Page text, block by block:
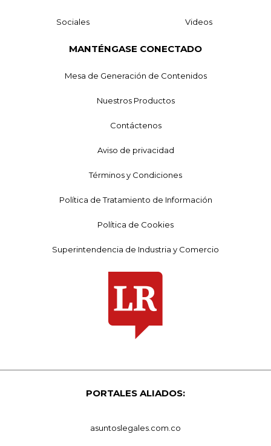
Sociales Videos
MANTÉNGASE CONECTADO
Mesa de Generación de Contenidos
Nuestros Productos
Contáctenos
Aviso de privacidad
Términos y Condiciones
Política de Tratamiento de Información
Política de Cookies
Superintendencia de Industria y Comercio
PORTALES ALIADOS:
asuntoslegales.com.co